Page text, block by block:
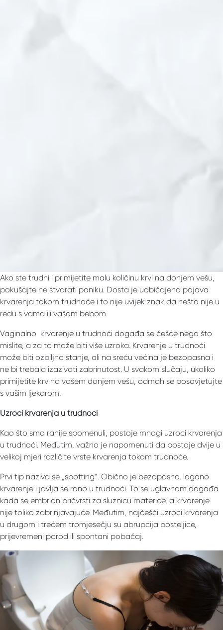
Ako ste trudni i primijetite malu količinu krvi na donjem vešu,
pokušajte ne stvarati paniku. Dosta je uobičajena pojava
krvarenja tokom trudnoće i to nije uvijek znak da nešto nije u
redu s vama ili vašom bebom.
Vaginalno krvarenje u trudnoći događa se češće nego što
mislite, a za to može biti više uzroka. Krvarenje u trudnoći
može biti ozbiljno stanje, ali na sreću većina je bezopasna i
ne bi trebala izazivati ​​zabrinutost. U svakom slučaju, ukoliko
primijetite krv na vašem donjem vešu, odmah se posavjetujte
s vašim ljekarom.
Uzroci krvarenja u trudnoći
Kao što smo ranije spomenuli, postoje mnogi uzroci krvarenja
u trudnoći. Međutim, važno je napomenuti da postoje dvije u
velikoj mjeri različite vrste krvarenja tokom trudnoće.
Prvi tip naziva se „spotting“. Obično je bezopasno, lagano
krvarenje i javlja se rano u trudnoći. To se uglavnom događa
kada se embrion pričvrsti za sluznicu materice, a krvarenje
nije toliko zabrinjavajuće. Međutim, najčešći uzroci krvarenja
u drugom i trećem tromjesečju su abrupcija posteljice,
prijevremeni porod ili spontani pobačaj.